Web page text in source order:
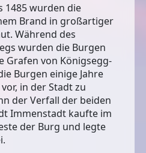
1485 wurden die
Brand in großartiger
Während des
wurden die Burgen
Grafen von Königsegg-
Burgen einige Jahre
in der Stadt zu
der Verfall der beiden
Immenstadt kaufte im
der Burg und legte